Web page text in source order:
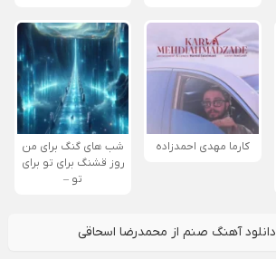
کارما مهدی احمدزاده
شب های گنگ برای من
روز قشنگ برای تو برای
تو –
دانلود آهنگ صنم از محمدرضا اسحاقی